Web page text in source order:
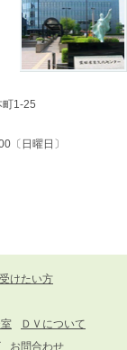
1-25
〔日曜日〕
けたい方
ＤＶについて
お問合わせ